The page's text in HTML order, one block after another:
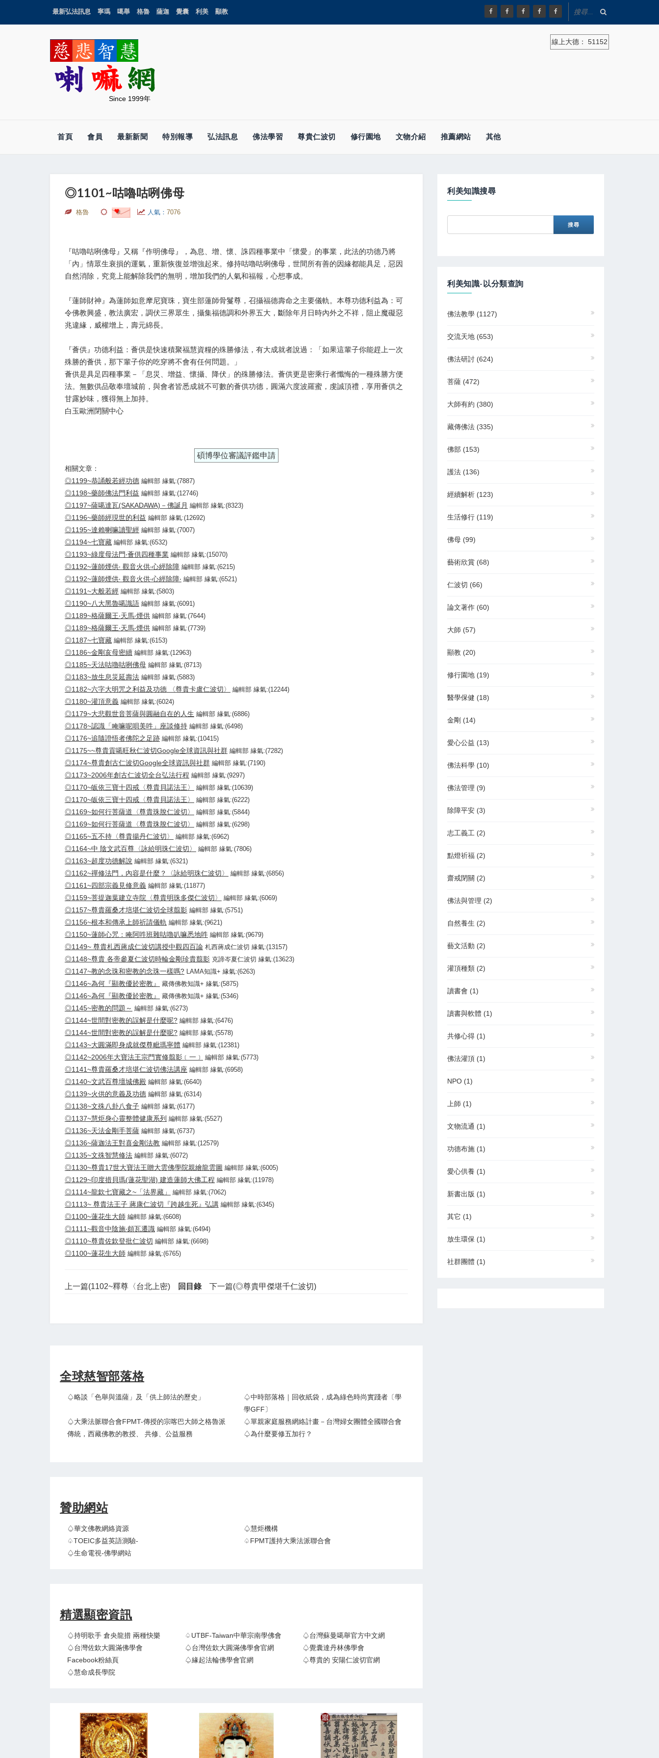
最新弘法訊息 寧瑪 噶舉 格魯 薩迦 覺囊 利美 顯教
Since 1999年
線上大德： 51152
首頁 會員 最新新聞 特別報導 弘法訊息 佛法學習 尊貴仁波切 修行園地 文物介紹 推薦網站 其他
◎1101~咕嚕咕咧佛母
格魯 人氣： 7076
『咕嚕咕咧佛母』又稱『作明佛母』，為息、增、懷、誅四種事業中「懷愛」的事業，此法的功德乃將
「內」情眾生衰損的運氣，重新恢復並增強起來。修持咕嚕咕咧佛母，世間所有善的因緣都能具足，惡因
自然消除，究竟上能解除我們的無明，增加我們的人氣和福報，心想事成。
『蓮師財神』為蓮師如意摩尼寶珠，寶生部蓮師骨鬘尊，召攝福德壽命之主要儀軌。本尊功德利益為：可
令佛教興盛，教法廣宏，調伏三界眾生，攝集福德調和外界五大，斷除年月日時內外之不祥，阻止魔礙惡
兆違緣，威權增上，壽元綿長。
『薈供』功德利益：薈供是快速積聚福慧資糧的殊勝修法，有大成就者說過：「如果這輩子你能趕上一次
殊勝的薈供，那下輩子你的吃穿將不會有任何問題。」
薈供是具足四種事業－「息災、增益、懷攝、降伏」的殊勝修法。薈供更是密乘行者懺悔的一種殊勝方便
法。無數供品敬奉壇城前，與會者皆悉成就不可數的薈供功德，圓滿六度波羅蜜，虔誠頂禮，享用薈供之
甘露妙味，獲得無上加持。
白玉歐洲閉關中心
碩博學位審議評鑑申請
相關文章：
◎1199~恭誦般若經功德 編輯部 緣氣:(7887)
◎1198~藥師佛法門利益 編輯部 緣氣:(12746)
◎1197~薩噶達瓦(SAKADAWA)－佛誕月 編輯部 緣氣:(8323)
◎1196~藥師經現世的利益 編輯部 緣氣:(12692)
◎1195~達賴喇嘛讀聖經 編輯部 緣氣:(7007)
◎1194~七寶藏 編輯部 緣氣:(6532)
◎1193~綠度母法門‧薈供四種事業 編輯部 緣氣:(15070)
◎1192~蓮師煙供‧ 觀音火供‧心經除障 編輯部 緣氣:(6215)
◎1192~蓮師煙供‧ 觀音火供‧心經除障‧ 編輯部 緣氣:(6521)
◎1191~大般若經 編輯部 緣氣:(5803)
◎1190~八大黑魯噶識語 編輯部 緣氣:(6091)
◎1189~格薩爾王‧天馬‧煙供 編輯部 緣氣:(7644)
◎1189~格薩爾王‧天馬‧煙供 編輯部 緣氣:(7739)
◎1187~七寶藏 編輯部 緣氣:(6153)
◎1186~金剛亥母密續 編輯部 緣氣:(12963)
◎1185~天法咕嚕咕咧佛母 編輯部 緣氣:(8713)
◎1183~放生息災延壽法 編輯部 緣氣:(5883)
◎1182~六字大明咒之利益及功德 〈尊貴卡盧仁波切〉 編輯部 緣氣:(12244)
◎1180~灌頂意義 編輯部 緣氣:(6024)
◎1179~大悲觀世音菩薩與圓融自在的人生 編輯部 緣氣:(6886)
◎1178~認識「唵嘛呢唄美吽」座談修持 編輯部 緣氣:(6498)
◎1176~追隨證悟者佛陀之足跡 編輯部 緣氣:(10415)
◎1175~~尊貴貢噶旺秋仁波切Google全球資訊與社群 編輯部 緣氣:(7282)
◎1174~尊貴創古仁波切Google全球資訊與社群 編輯部 緣氣:(7190)
◎1173~2006年創古仁波切全台弘法行程 編輯部 緣氣:(9297)
◎1170~皈依三寶十四戒〈尊貴貝諾法王〉 編輯部 緣氣:(10639)
◎1170~皈依三寶十四戒〈尊貴貝諾法王〉 編輯部 緣氣:(6222)
◎1169~如何行菩薩道〈尊貴珠脫仁波切〉 編輯部 緣氣:(5844)
◎1169~如何行菩薩道〈尊貴珠脫仁波切〉 編輯部 緣氣:(6298)
◎1165~五不持〈尊貴揚丹仁波切〉 編輯部 緣氣:(6962)
◎1164~中 陰文武百尊〈詠給明珠仁波切〉 編輯部 緣氣:(7806)
◎1163~超度功德解說 編輯部 緣氣:(6321)
◎1162~禪修法門，內容是什麼？〈詠給明珠仁波切〉 編輯部 緣氣:(6856)
◎1161~四部宗義見修意義 編輯部 緣氣:(11877)
◎1159~菩提迦葉建立寺院〈尊貴明珠多傑仁波切〉 編輯部 緣氣:(6069)
◎1157~尊貴羅桑才培堪仁波切全球翦影 編輯部 緣氣:(5751)
◎1156~根本和傳承上師祈請儀軌 編輯部 緣氣:(9621)
◎1150~蓮師心咒：唵阿吽班雜咕嚕叭嘛悉地吽 編輯部 緣氣:(9679)
◎1149~ 尊貴札西蔣成仁波切講授中觀四百論 札西蔣成仁波切 緣氣:(13157)
◎1148~尊貴 各帝參夏仁波切時輪金剛珍貴翦影 克諦岑夏仁波切 緣氣:(13623)
◎1147~教的念珠和密教的念珠一樣嗎? LAMA知識+ 緣氣:(6263)
◎1146~為何『顯教優於密教』 藏傳佛教知識+ 緣氣:(5875)
◎1146~為何『顯教優於密教』 藏傳佛教知識+ 緣氣:(5346)
◎1145~密教的問題～ 編輯部 緣氣:(6273)
◎1144~世間對密教的誤解是什麼呢? 編輯部 緣氣:(6476)
◎1144~世間對密教的誤解是什麼呢? 編輯部 緣氣:(5578)
◎1143~大圓滿即身成就傑尊毗瑪寧體 編輯部 緣氣:(12381)
◎1142~2006年大寶法王宗門實修翦影﹝一﹞ 編輯部 緣氣:(5773)
◎1141~尊貴羅桑才培堪仁波切佛法講座 編輯部 緣氣:(6958)
◎1140~文武百尊壇城佛殿 編輯部 緣氣:(6640)
◎1139~火供的意義及功德 編輯部 緣氣:(6314)
◎1138~文殊八卦八食子 編輯部 緣氣:(6177)
◎1137~慧炬身心靈整體健康系列 編輯部 緣氣:(5527)
◎1136~天法金剛手菩薩 編輯部 緣氣:(6737)
◎1136~薩迦法王對喜金剛法教 編輯部 緣氣:(12579)
◎1135~文殊智慧修法 編輯部 緣氣:(6072)
◎1130~尊貴17世大寶法王贈大雲佛學院親繪龍雲圖 編輯部 緣氣:(6005)
◎1129~印度措貝瑪(蓮花聖湖) 建造蓮師大佛工程 編輯部 緣氣:(11978)
◎1114~龍欽七寶藏之~「法界藏」 編輯部 緣氣:(7062)
◎1113~ 尊貴法王子 蔣康仁波切『跨越生死』弘講 編輯部 緣氣:(6345)
◎1100~蓮花生大師 編輯部 緣氣:(6608)
◎1111~觀音中陰施‧頗瓦遷識 編輯部 緣氣:(6494)
◎1110~尊貴佐欽登批仁波切 編輯部 緣氣:(6698)
◎1100~蓮花生大師 編輯部 緣氣:(6765)
上一篇(1102~釋尊〈台北上密) 回目錄 下一篇(◎尊貴甲傑堪千仁波切)
全球慈智部落格
♤略談「色舉與溫薩」及「供上師法的歷史」
♤中時部落格｜回收紙袋，成為綠色時尚實踐者〔學
學GFF〕
♤大乘法脈聯合會FPMT-傳授的宗喀巴大師之格魯派
傳統，西藏佛教的教授、 共修、公益服務
♤單親家庭服務網絡計畫－台灣婦女團體全國聯合會
♤為什麼要修五加行？
贊助網站
♤華文佛教網絡資源
♤慧炬機構
♤TOEIC多益英語測驗-
♤FPMT護持大乘法派聯合會
♤生命電視-佛學網站
精選顯密資訊
♤持明歌手 倉央龍措 兩種快樂 ♤UTBF-Taiwan中華宗南學佛會
♤台灣蘇曼噶舉官方中文網
♤台灣佐欽大圓滿佛學會
Facebook粉絲頁
♤台灣佐欽大圓滿佛學會官網
♤覺囊達丹林佛學會
♤緣起法輪佛學會官網
♤尊貴的 安陽仁波切官網
♤慧命成長學院
利美知識搜尋
利美知識-以分類查詢
佛法教學 (1127)
交流天地 (653)
佛法研討 (624)
菩薩 (472)
大師有約 (380)
藏傳佛法 (335)
佛部 (153)
護法 (136)
經續解析 (123)
生活修行 (119)
佛母 (99)
藝術欣賞 (68)
仁波切 (66)
論文著作 (60)
大師 (57)
顯教 (20)
修行園地 (19)
醫學保健 (18)
金剛 (14)
愛心公益 (13)
佛法科學 (10)
佛法管理 (9)
除障平安 (3)
志工義工 (2)
點燈祈福 (2)
齋戒閉關 (2)
佛法與管理 (2)
自然養生 (2)
藝文活動 (2)
灌頂種類 (2)
讀書會 (1)
讀書與軟體 (1)
共修心得 (1)
佛法灌頂 (1)
NPO (1)
上師 (1)
文物流通 (1)
功德布施 (1)
愛心供養 (1)
新書出版 (1)
其它 (1)
放生環保 (1)
社群團體 (1)